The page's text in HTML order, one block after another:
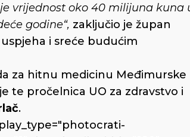
vrijednost oko 40 milijuna kuna
godine“, zaključio je župan
i sreće budućim
za hitnu medicinu Međimurske
te pročelnica UO za zdravstvo i
.